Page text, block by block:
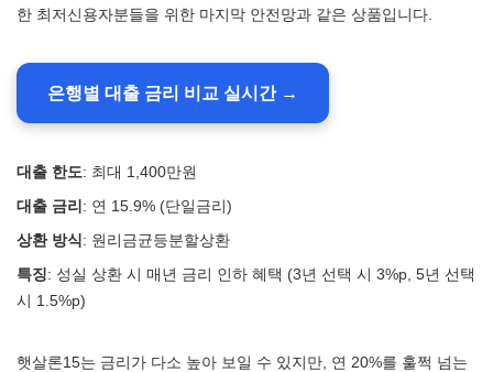
한 최저신용자분들을 위한 마지막 안전망과 같은 상품입니다.
은행별 대출 금리 비교 실시간 →
대출 한도: 최대 1,400만원
대출 금리 : 연 15.9% (단일금리)
상환 방식: 원리금균등분할상환
특징: 성실 상환 시 매년 금리 인하 혜택 (3년 선택 시 3%p, 5년 선택
시 1.5%p)
햇살론15는 금리가 다소 높아 보일 수 있지만, 연 20%를 훌쩍 넘는